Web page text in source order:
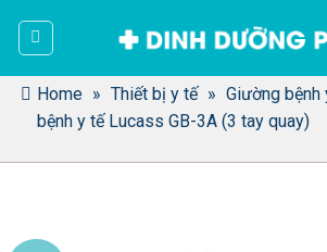
dung Home » Thiết bị y tế » Giường bệnh
bệnh y tế Lucass GB-3A (3 tay quay)